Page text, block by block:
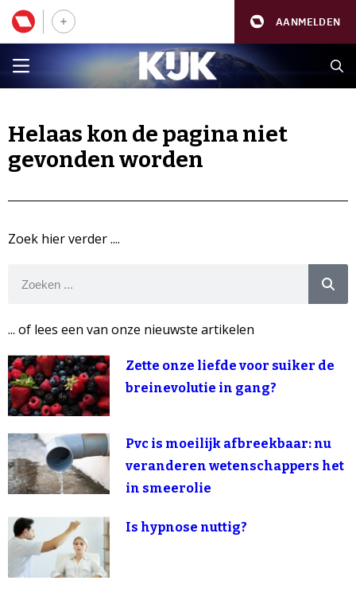
AANMELDEN
Helaas kon de pagina niet
gevonden worden
Zoek hier verder ....
... of lees een van onze nieuwste artikelen
Zette onze liefde voor suiker de
breinevolutie in gang?
Pvc is moeilijk afbreekbaar: nu
veranderen wetenschappers het
in smeerolie
Is hypnose nuttig?